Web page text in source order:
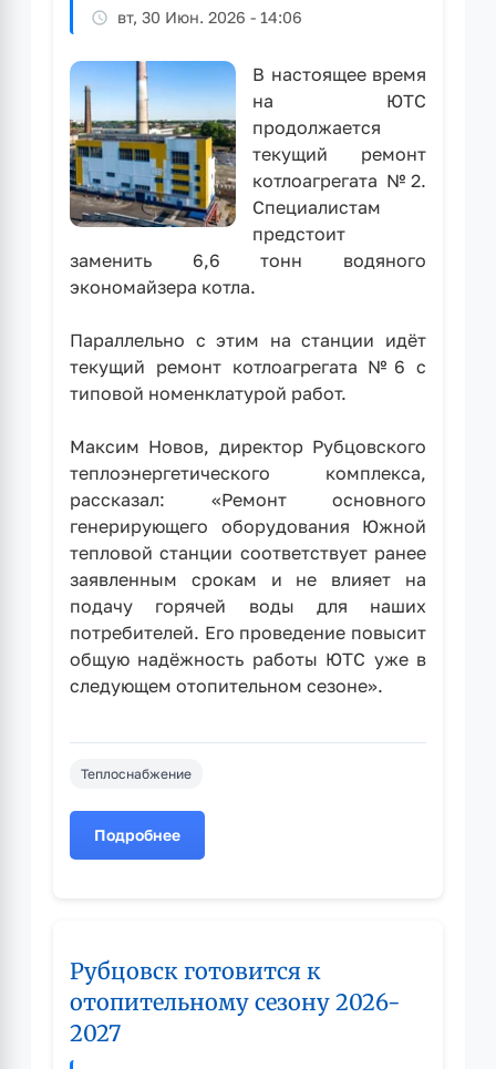
вт, 30 Июн. 2026 - 14:06
В настоящее время
на ЮТС
продолжается
текущий ремонт
котлоагрегата №2.
Специалистам
предстоит
заменить 6,6 тонн водяного
экономайзера котла.
Параллельно с этим на станции идёт
текущий ремонт котлоагрегата №6 с
типовой номенклатурой работ.
Максим Новов, директор Рубцовского
теплоэнергетического комплекса,
рассказал: «Ремонт основного
генерирующего оборудования Южной
тепловой станции соответствует ранее
заявленным срокам и не влияет на
подачу горячей воды для наших
потребителей. Его проведение повысит
общую надёжность работы ЮТС уже в
следующем отопительном сезоне».
Теплоснабжение
Подробнее
о
млн
рублей
Рубцовск готовится к
отопительному сезону 2026-
2027